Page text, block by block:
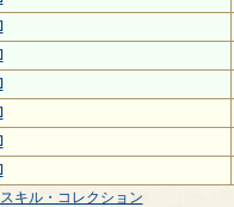
スキル・コレクション